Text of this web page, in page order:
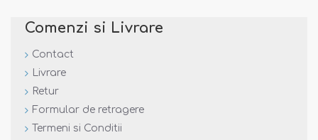
Comenzi si Livrare
Contact
Livrare
Retur
Formular de retragere
Termeni si Conditii